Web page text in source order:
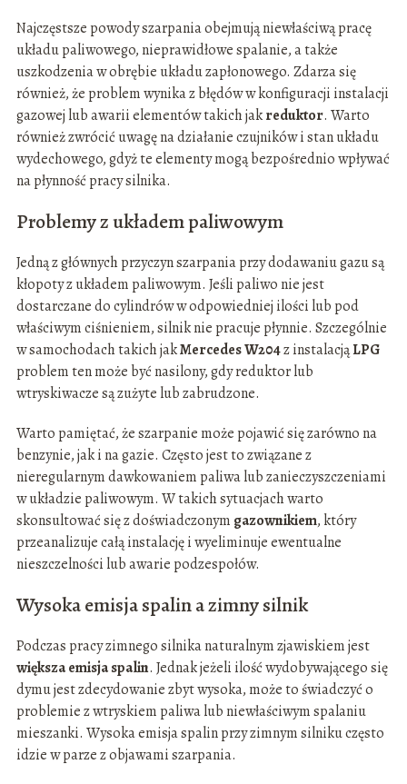
Najczęstsze powody szarpania obejmują niewłaściwą pracę
układu paliwowego, nieprawidłowe spalanie, a także
uszkodzenia w obrębie układu zapłonowego. Zdarza się
również, że problem wynika z błędów w konfiguracji instalacji
gazowej lub awarii elementów takich jakreduktor. Warto
również zwrócić uwagę na działanie czujników i stan układu
wydechowego, gdyż te elementy mogą bezpośrednio wpływać
na płynność pracy silnika.
Problemy z układem paliwowym
Jedną z głównych przyczyn szarpania przy dodawaniu gazu są
kłopoty z układem paliwowym. Jeśli paliwo nie jest
dostarczane do cylindrów w odpowiedniej ilości lub pod
właściwym ciśnieniem, silnik nie pracuje płynnie. Szczególnie
w samochodach takich jakMercedes W204z instalacjąLPG
problem ten może być nasilony, gdy reduktor lub
wtryskiwacze są zużyte lub zabrudzone.
Warto pamiętać, że szarpanie może pojawić się zarówno na
benzynie, jak i na gazie. Często jest to związane z
nieregularnym dawkowaniem paliwa lub zanieczyszczeniami
w układzie paliwowym. W takich sytuacjach warto
skonsultować się z doświadczonym gazownikiem, który
przeanalizuje całą instalację i wyeliminuje ewentualne
nieszczelności lub awarie podzespołów.
Wysoka emisja spalin a zimny silnik
Podczas pracy zimnego silnika naturalnym zjawiskiem jest
większa emisja spalin. Jednak jeżeli ilość wydobywającego się
dymu jest zdecydowanie zbyt wysoka, może to świadczyć o
problemie z wtryskiem paliwa lub niewłaściwym spalaniu
mieszanki. Wysoka emisja spalin przy zimnym silniku często
idzie w parze z objawami szarpania.